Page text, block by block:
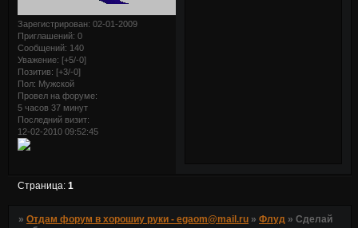
Зарегистрирован: 02-01-2009
Приглашений: 0
Сообщений: 140
Уважение: [+5/-0]
Позитив: [+3/-0]
Пол: Мужской
Провел на форуме:
5 часов 37 минут
Последний визит:
12-02-2010 09:52:45
Страница:1
»Отдам форум в хорошиу руки - egaom@mail.ru »Флуд »Сделай